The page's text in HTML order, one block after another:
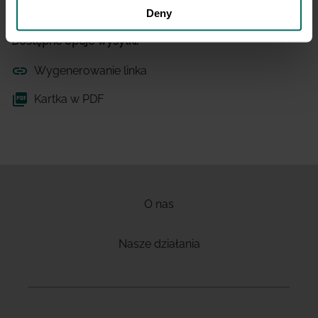
Deny
Dostępne opcje wysyłki:
Wygenerowanie linka
Kartka w PDF
O nas
Nasze działania